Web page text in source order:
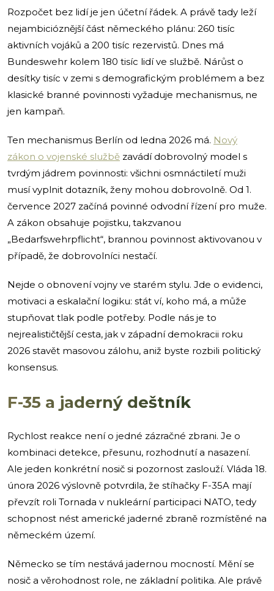
Rozpočet bez lidí je jen účetní řádek. A právě tady leží
nejambicióznější část německého plánu: 260 tisíc
aktivních vojáků a 200 tisíc rezervistů. Dnes má
Bundeswehr kolem 180 tisíc lidí ve službě. Nárůst o
desítky tisíc v zemi s demografickým problémem a bez
klasické branné povinnosti vyžaduje mechanismus, ne
jen kampaň.
Ten mechanismus Berlín od ledna 2026 má. Nový
zákon o vojenské službě zavádí dobrovolný model s
tvrdým jádrem povinnosti: všichni osmnáctiletí muži
musí vyplnit dotazník, ženy mohou dobrovolně. Od 1.
července 2027 začíná povinné odvodní řízení pro muže.
A zákon obsahuje pojistku, takzvanou
„Bedarfswehrpflicht“, brannou povinnost aktivovanou v
případě, že dobrovolníci nestačí.
Nejde o obnovení vojny ve starém stylu. Jde o evidenci,
motivaci a eskalační logiku: stát ví, koho má, a může
stupňovat tlak podle potřeby. Podle nás je to
nejrealističtější cesta, jak v západní demokracii roku
2026 stavět masovou zálohu, aniž byste rozbili politický
konsensus.
F-35 a jaderný deštník
Rychlost reakce není o jedné zázračné zbrani. Je o
kombinaci detekce, přesunu, rozhodnutí a nasazení.
Ale jeden konkrétní nosič si pozornost zaslouží. Vláda 18.
února 2026 výslovně potvrdila, že stíhačky F-35A mají
převzít roli Tornada v nukleární participaci NATO, tedy
schopnost nést americké jaderné zbraně rozmístěné na
německém území.
Německo se tím nestává jadernou mocností. Mění se
nosič a věrohodnost role, ne základní politika. Ale právě